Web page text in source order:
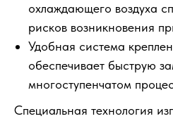
охлаждающего воздуха
рисков возникновения
Удобная система
обеспечивает быструю
многоступенчатом
Специальная технология